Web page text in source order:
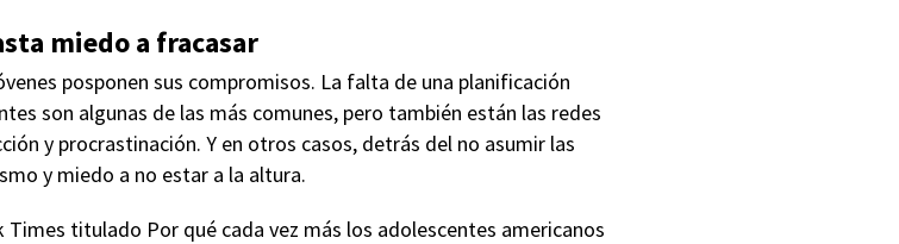
miedo a fracasar
posponen sus compromisos. La falta de una planificación
son algunas de las más comunes, pero también están las redes
y procrastinación. Y en otros casos, detrás del no asumir las
y miedo a no estar a la altura.
Times titulado Por qué cada vez más los adolescentes americanos